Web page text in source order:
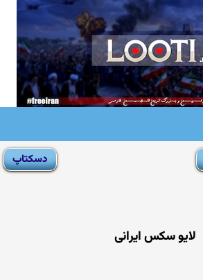
لایو سکس ایرانی